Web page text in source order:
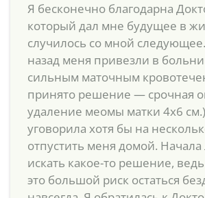
Я бесконечно благодарна
который дал мне будущее в
случилось со мной
назад меня привезли в
сильным маточным
принято решение — срочная
удаление меомы матки 4х6
уговорила хотя бы на
отпустить меня домой.
искать какое-то решение,
это большой риск остаться